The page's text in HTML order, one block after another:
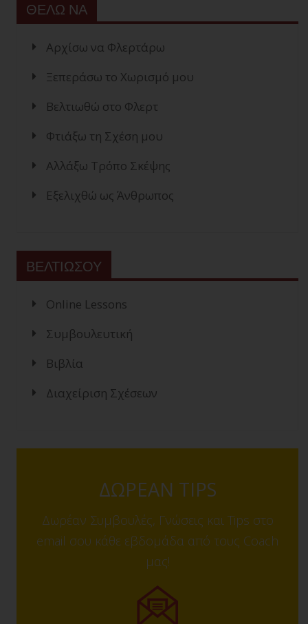
ΘΕΛΩ ΝΑ
Αρχίσω να Φλερτάρω
Ξεπεράσω το Χωρισμό μου
Βελτιωθώ στο Φλερτ
Φτιάξω τη Σχέση μου
Αλλάξω Τρόπο Σκέψης
Εξελιχθώ ως Άνθρωπος
ΒΕΛΤΙΩΣΟΥ
Online Lessons
Συμβουλευτική
Βιβλία
Διαχείριση Σχέσεων
ΔΩΡΕΑΝ TIPS
Δωρέαν Συμβουλές, Γνώσεις και Tips στο
email σου κάθε εβδομάδα από τους Coach
μας!